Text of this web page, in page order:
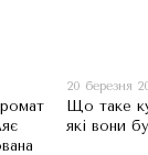
20 березня
Що таке
які вони